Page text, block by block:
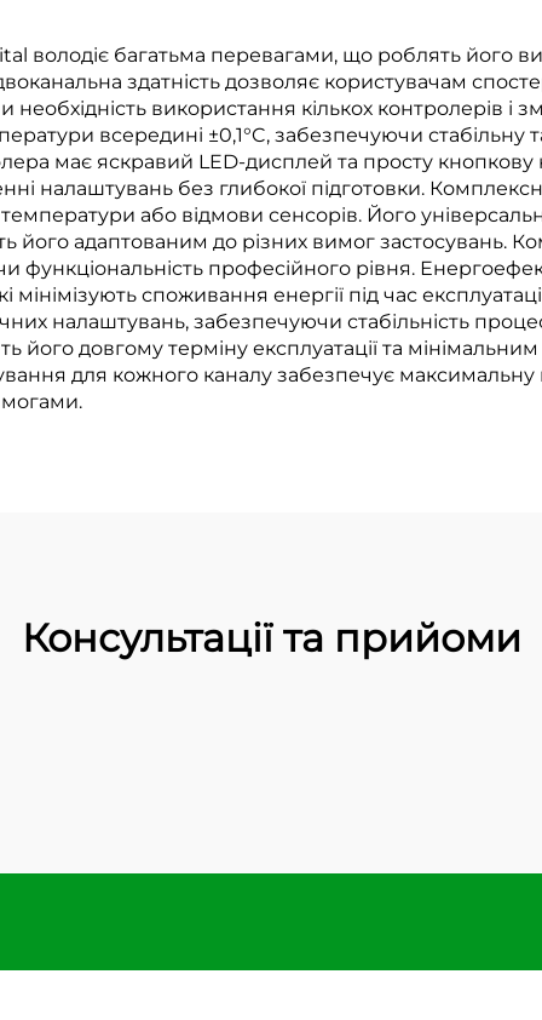
володіє багатьма перевагами, що роблять його
здатність дозволяє користувачам
використання кількох контролерів і
всередині ±0,1°C, забезпечуючи стабільну
має яскравий LED-дисплей та просту
налаштувань без глибокої підготовки.
або відмови сенсорів. Його
його адаптованим до різних вимог застосувань.
функціональність професійного рівня.
споживання енергії під час
налаштувань, забезпечуючи стабільність
його довгому терміну експлуатації та
для кожного каналу забезпечує максимальну
Консультації та прийоми